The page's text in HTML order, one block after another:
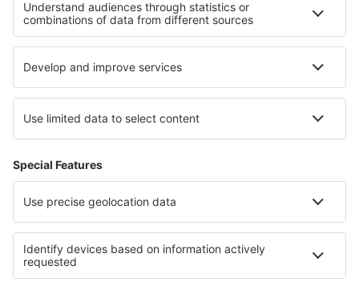
Hoteluri in Parcul Național Jostedalsbreen
Hoteluri în Bad Aussee Hoteluri in Sliven
Hoteluri in Cantonul Dubrovnik-Neretva